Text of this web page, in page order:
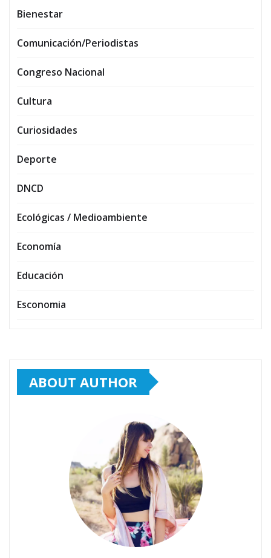
Bienestar
Comunicación/Periodistas
Congreso Nacional
Cultura
Curiosidades
Deporte
DNCD
Ecológicas / Medioambiente
Economía
Educación
Esconomia
ABOUT AUTHOR